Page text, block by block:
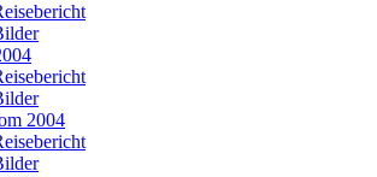
2004